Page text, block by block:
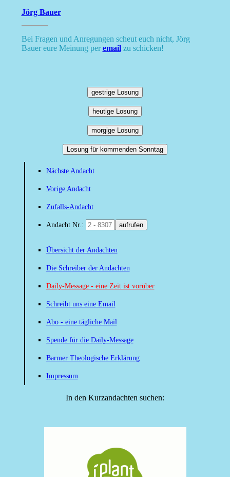
Jörg Bauer
Bei Fragen und Anregungen scheut euch nicht, Jörg
Bauer eure Meinung peremailzu schicken!
gestrige Losung
heutige Losung
morgige Losung
Losung für kommenden Sonntag
Nächste Andacht
Vorige Andacht
Zufalls-Andacht
Andacht Nr.: aufrufen
Übersicht der Andachten
Die Schreiber der Andachten
Daily-Message - eine Zeit ist vorüber
Schreibt uns eine Email
Abo - eine tägliche Mail
Spende für die Daily-Message
Barmer Theologische Erklärung
Impressum
In den Kurzandachten suchen: